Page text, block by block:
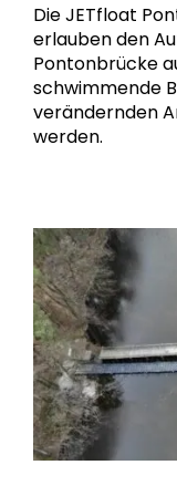
Die JETfloat
erlauben den
Pontonbrücke
schwimmende
verändernden
werden.